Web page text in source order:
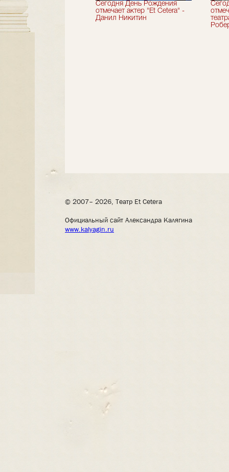
сезон!
Сегодня День Рождения
отмечает актер "Et Cetera" -
Данил Никитин
© 2007– 2026, Театр Et Cetera
Официальный сайт Александра Калягина
www.kalyagin.ru